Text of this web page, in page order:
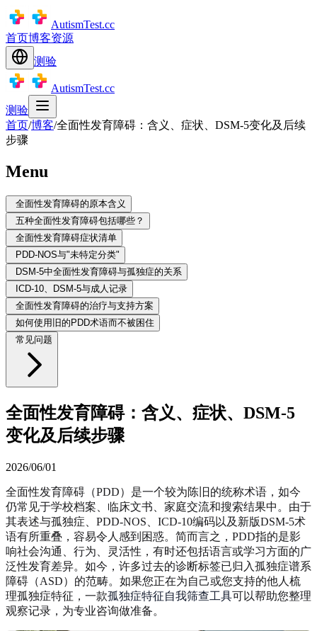
AutismTest.cc
首页博客资源
测验
AutismTest.cc
测验
首页/博客/全面性发育障碍：含义、症状、DSM-5变化及后续
步骤
Menu
全面性发育障碍的原本含义
五种全面性发育障碍包括哪些？
全面性发育障碍症状清单
PDD-NOS与"未特定分类"
DSM-5中全面性发育障碍与孤独症的关系
ICD-10、DSM-5与成人记录
全面性发育障碍的治疗与支持方案
如何使用旧的PDD术语而不被困住
常见问题
全面性发育障碍：含义、症状、DSM-5
变化及后续步骤
2026/06/01
全面性发育障碍（PDD）是一个较为陈旧的统称术语，如今
仍常见于学校档案、临床文书、家庭交流和搜索结果中。由于
其表述与孤独症、PDD-NOS、ICD-10编码以及新版DSM-5术
语有所重叠，容易令人感到困惑。简而言之，PDD指的是影
响社会沟通、行为、灵活性，有时还包括语言或学习方面的广
泛性发育差异。如今，许多过去的诊断标签已归入孤独症谱系
障碍（ASD）的范畴。如果您正在为自己或您支持的他人梳
理孤独症特征，一款孤独症特征自我筛查工具可以帮助您整理
观察记录，为专业咨询做准备。